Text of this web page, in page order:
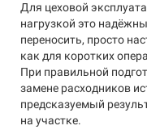
Для цеховой
нагрузкой это
переносить, просто
как для коротких
При правильной
замене расходников
предсказуемый
на участке.